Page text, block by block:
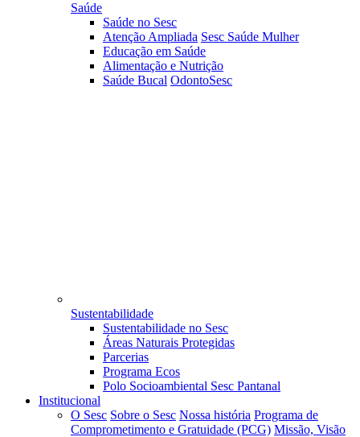
Saúde
Saúde no Sesc
Atenção Ampliada Sesc Saúde Mulher
Educação em Saúde
Alimentação e Nutrição
Saúde Bucal OdontoSesc
Sustentabilidade
Sustentabilidade no Sesc
Áreas Naturais Protegidas
Parcerias
Programa Ecos
Polo Socioambiental Sesc Pantanal
Institucional
O Sesc Sobre o Sesc Nossa história Programa de
Comprometimento e Gratuidade (PCG) Missão, Visão